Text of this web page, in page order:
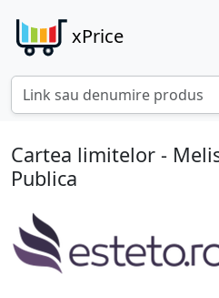
xPrice
Cartea limitelor -
Publica